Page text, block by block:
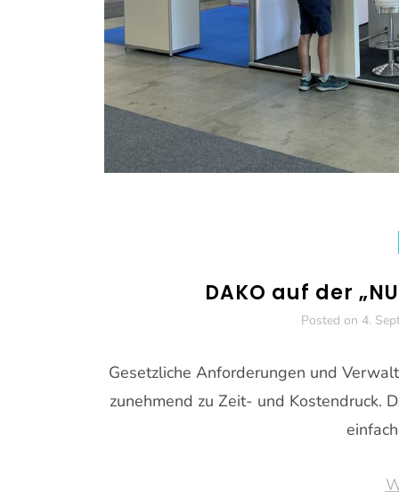
DAKO auf der
Posted on 4.
Gesetzliche Anforderungen und
zunehmend zu Zeit- und Kostendruck.